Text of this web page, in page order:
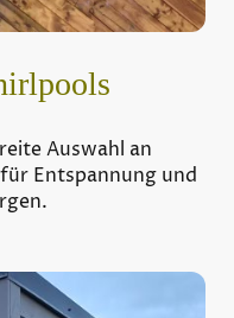
Auswahl an
Entspannung und